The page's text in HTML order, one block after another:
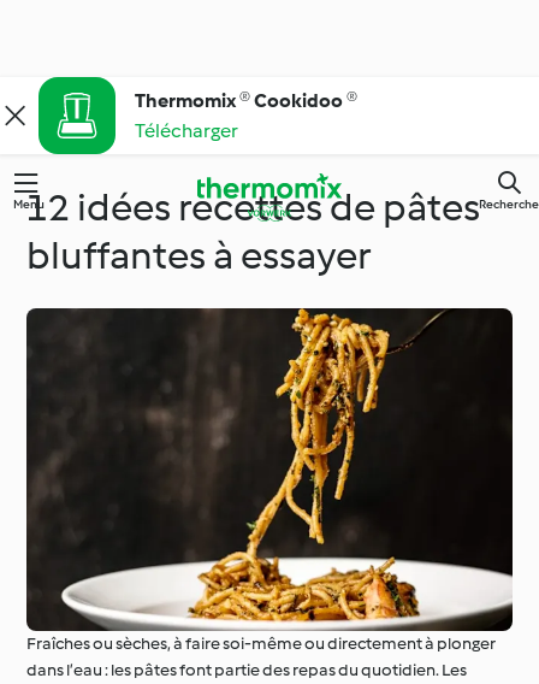
Thermomix ® Cookidoo ®
Télécharger
Menu Recherche
12 idées recettes de pâtes
bluffantes à essayer
Fraîches ou sèches, à faire soi-même ou directement à plonger
dans l’eau : les pâtes font partie des repas du quotidien. Les